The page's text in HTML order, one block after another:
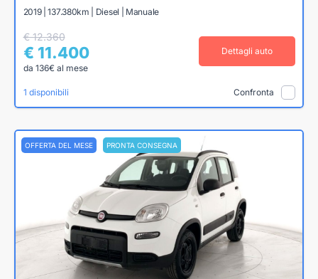
2019 | 137.380km | Diesel | Manuale
€ 12.360
€ 11.400
da 136€ al mese
Dettagli auto
1 disponibili Confronta
OFFERTA DEL MESE PRONTA CONSEGNA